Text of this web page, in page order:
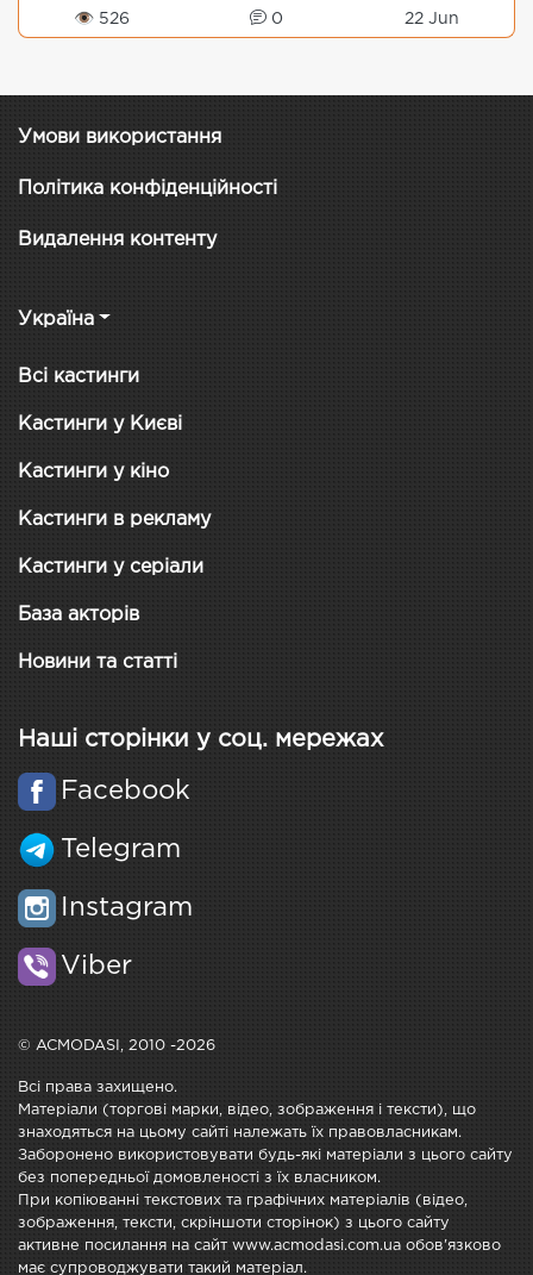
👁 526 0 22 Jun
Умови використання
Політика конфіденційності
Видалення контенту
Україна
Всі кастинги
Кастинги у Києві
Кастинги у кіно
Кастинги в рекламу
Кастинги у серіали
База акторів
Новини та статті
Наші сторінки у соц. мережах
Facebook
Telegram
Instagram
Viber
© ACMODASI, 2010 -2026
Всі права захищено.
Матеріали (торгові марки, відео, зображення і тексти), що
знаходяться на цьому сайті належать їх правовласникам.
Заборонено використовувати будь-які матеріали з цього сайту
без попередньої домовленості з їх власником.
При копіюванні текстових та графічних матеріалів (відео,
зображення, тексти, скріншоти сторінок) з цього сайту
активне посилання на сайт www.acmodasi.com.ua обов'язково
має супроводжувати такий матеріал.